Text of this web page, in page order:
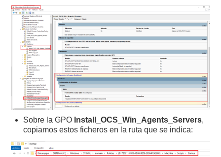
Sobre la GPO Install_OCS_Win_Agents_Servers,
copiamos estos ficheros en la ruta que se indica: